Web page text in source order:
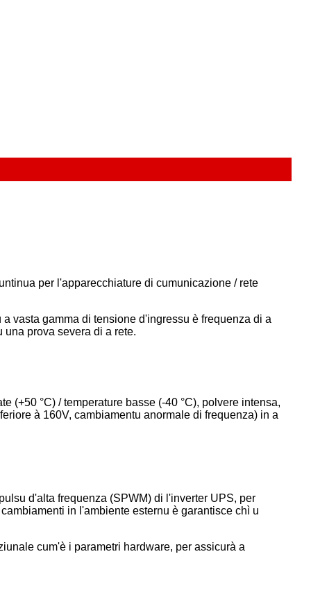
per l'apparecchiature di cumunicazione / rete
vasta gamma di tensione d'ingressu è frequenza di a
prova severa di a rete.
(+50 °C) / temperature basse (-40 °C), polvere intensa,
à 160V, cambiamentu anormale di frequenza) in a
d'alta frequenza (SPWM) di l'inverter UPS, per
in l'ambiente esternu è garantisce chì u
cum'è i parametri hardware, per assicurà a